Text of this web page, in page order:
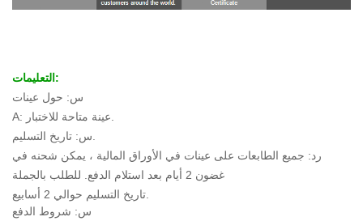
التعليمات:
س: حول عينات
رد: جميع الطابعات على عينات في الأوراق المالية ، يمكن شحنه في
غضون 2 أيام بعد استلام الدفع. للطلب بالجملة
س: شروط الدفع